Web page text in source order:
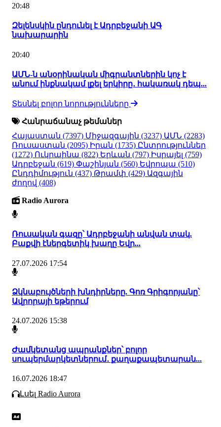
20:48
Զելենսկին ընդունել է Ադրբեջանի ԱԳ
նախարարին
20:40
ԱՄՆ-ն անօրինական միգրանտներին կոչ է
անում ինքնակամ լքել երկիրը․ հակառակ դեպ...
Տեսնել բոլոր նորությունները
Հանրաճանաչ թեմաներ
Հայաստան (7397) Միջազգային (3237) ԱՄՆ (2283)
Ռուսաստան (2095) Իրան (1735) Ընտրություններ
(1272) Ուկրաինա (822) Երևան (797) Իսրայել (759)
Ադրբեջան (619) Փաշինյան (560) Եվրոպա (510)
Ընդդիմություն (437) Թրամփ (429) Ազգային
ժողով (408)
Radio Aurora
Ռուսական գազը՝ Ադրբեջանի անվան տակ.
Բաքվի էներգետիկ խաղը Եվր...
27.07.2026 17:54
Ձկնաբույծների խնդիրները. Գոռ Գրիգորյանը՝
Ավրորայի եթերում
24.07.2026 15:38
Ժամկետանց ապրանքներ՝ բոլոր
սուպերմարկետներում․ քաղաքապետարան...
16.07.2026 18:47
Լսել Radio Aurora